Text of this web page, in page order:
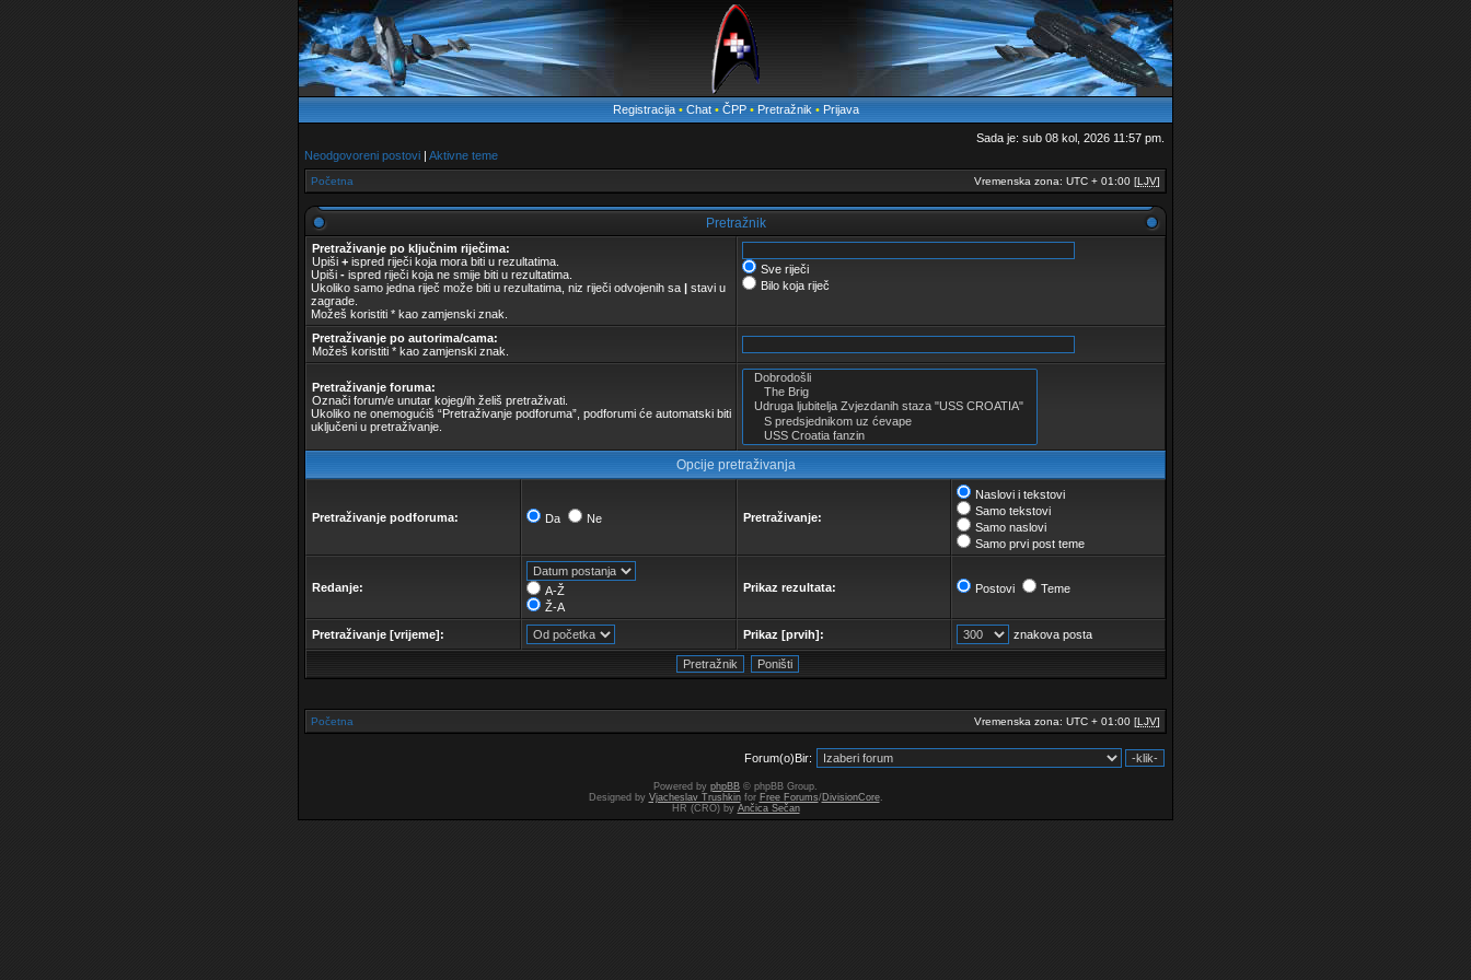
Registracija• Chat • ČPP• Pretražnik • Prijava
Sada je: sub 08 kol, 2026 11:57 pm.
Neodgovoreni postovi | Aktivne teme
Početna Vremenska zona: UTC + 01:00 [LJV]
Pretražnik
Pretraživanje po ključnim riječima:
Upiši + ispred riječi koja mora biti u rezultatima.
Upiši - ispred riječi koja ne smije biti u rezultatima.
Ukoliko samo jedna riječ može biti u rezultatima, niz riječi odvojenih sa | stavi u
zagrade.
Možeš koristiti * kao zamjenski znak.
Sve riječi
Bilo koja riječ
Pretraživanje po autorima/cama:
Možeš koristiti * kao zamjenski znak.
Pretraživanje foruma:
Označi forum/e unutar kojeg/ih želiš pretraživati.
Ukoliko ne onemogućiš “Pretraživanje podforuma”, podforumi će automatski biti
uključeni u pretraživanje.
Opcije pretraživanja
Pretraživanje podforuma: Da Ne Pretraživanje:
Naslovi i tekstovi
Samo tekstovi
Samo naslovi
Samo prvi post teme
Redanje:
A-Ž
Ž-A
Prikaz rezultata: Postovi Teme
Pretraživanje [vrijeme]: Prikaz [prvih]: znakova posta
Početna Vremenska zona: UTC + 01:00 [LJV]
Forum(o)Bir:
Powered by phpBB © phpBB Group.
Designed by Vjacheslav Trushkinfor Free Forums/DivisionCore.
HR (CRO) by Ančica Sečan